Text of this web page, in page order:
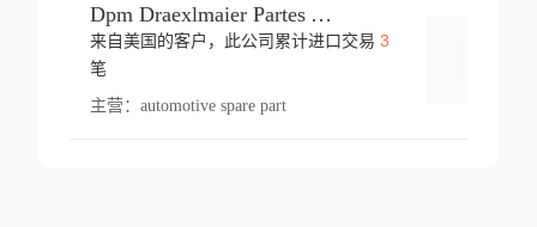
Dpm Draexlmaier Partes Automotrices Corr Ind Huejotzingo
来自美国的客户，此公司累计进口交易 3
笔
主营： automotive spare part